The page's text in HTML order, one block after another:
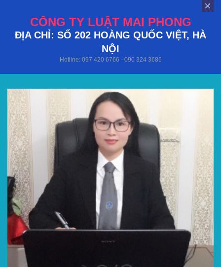
CÔNG TY LUẬT MAI PHONG
ĐỊA CHỈ: SỐ 202 HOÀNG QUỐC VIỆT, HÀ
NỘI
Hotline: 097 420 6766 - 090 324 3686